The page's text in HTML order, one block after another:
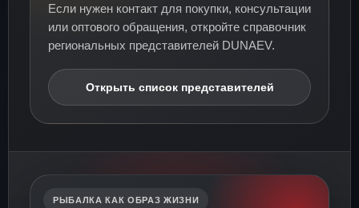
Если нужен контакт для покупки, консультации
или оптового обращения, откройте справочник
региональных представителей DUNAEV.
Открыть список представителей
РЫБАЛКА КАК ОБРАЗ ЖИЗНИ